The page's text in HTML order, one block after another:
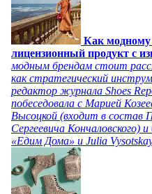
Как
лицензионный продукт с
модным брендам стоит
как стратегический
редактор журнала Shoes
побеседовала с Марией
Высоцкой (входит в состав
Сергеевича Кончаловского)
«Едим Дома» и Julia